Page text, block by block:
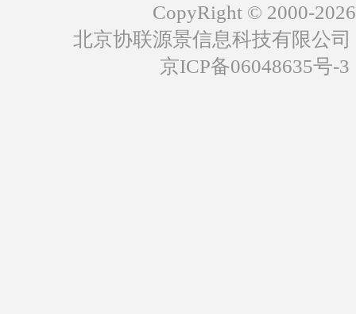
CopyRight © 2000-2026
北京协联源景信息科技有限公
京ICP备06048635号-3